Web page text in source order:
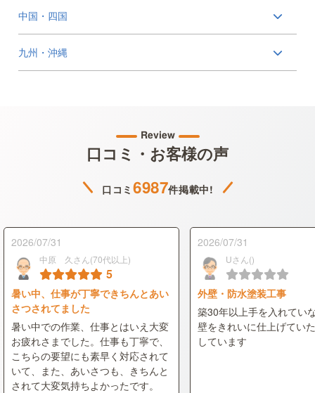
中国・四国
九州・沖縄
Review
口コミ・お客様の声
口コミ 6987件掲載中!
2026/07/31
中原 久さん(70代以上)
5
暑い中、仕事が丁寧できちんとあい
さつされてました
暑い中での作業、仕事とはいえ大変
お疲れさまでした。仕事も丁寧で、
こちらの要望にも素早く対応されて
いて、また、あいさつも、きちんと
されて大変気持ちよかったです。
2026/07/31
Uさん()
外壁・防水塗装工事
築30年以上手を入れてい
壁をきれいに仕上げてい
しています